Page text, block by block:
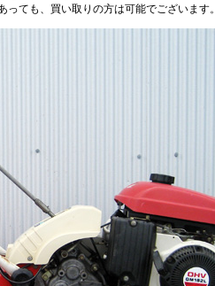
ても、買い取りの方は可能でございます。